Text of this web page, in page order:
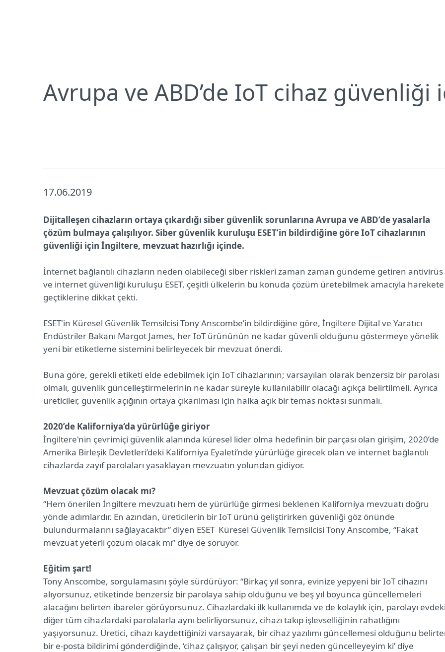
Avrupa ve ABD’de IoT cihaz güvenliği
17.06.2019
Dijitalleşen cihazların ortaya çıkardığı siber güvenlik sorunlarına Avrupa ve ABD’de yasalarla
çözüm bulmaya çalışılıyor. Siber güvenlik kuruluşu ESET’in bildirdiğine göre IoT cihazlarının
güvenliği için İngiltere, mevzuat hazırlığı içinde.
İnternet bağlantılı cihazların neden olabileceği siber riskleri zaman zaman gündeme getiren antivirüs
ve internet güvenliği kuruluşu ESET, çeşitli ülkelerin bu konuda çözüm üretebilmek amacıyla harekete
geçtiklerine dikkat çekti.
ESET'in Küresel Güvenlik Temsilcisi Tony Anscombe’in bildirdiğine göre, İngiltere Dijital ve Yaratıcı
Endüstriler Bakanı Margot James, her IoT ürününün ne kadar güvenli olduğunu göstermeye yönelik
yeni bir etiketleme sistemini belirleyecek bir mevzuat önerdi.
Buna göre, gerekli etiketi elde edebilmek için IoT cihazlarının; varsayılan olarak benzersiz bir parolası
olmalı, güvenlik güncelleştirmelerinin ne kadar süreyle kullanılabilir olacağı açıkça belirtilmeli. Ayrıca
üreticiler, güvenlik açığının ortaya çıkarılması için halka açık bir temas noktası sunmalı.
2020’de Kaliforniya‘da yürürlüğe giriyor
İngiltere'nin çevrimiçi güvenlik alanında küresel lider olma hedefinin bir parçası olan girişim, 2020’de
Amerika Birleşik Devletleri’deki Kaliforniya Eyaleti’nde yürürlüğe girecek olan ve internet bağlantılı
cihazlarda zayıf parolaları yasaklayan mevzuatın yolundan gidiyor.
Mevzuat çözüm olacak mı?
“Hem önerilen İngiltere mevzuatı hem de yürürlüğe girmesi beklenen Kaliforniya mevzuatı doğru
yönde adımlardır. En azından, üreticilerin bir IoT ürünü geliştirirken güvenliği göz önünde
bulundurmalarını sağlayacaktır” diyen ESET Küresel Güvenlik Temsilcisi Tony Anscombe, “Fakat
mevzuat yeterli çözüm olacak mı” diye de soruyor.
Eğitim şart!
Tony Anscombe, sorgulamasını şöyle sürdürüyor: “Birkaç yıl sonra, evinize yepyeni bir IoT cihazını
alıyorsunuz, etiketinde benzersiz bir parolaya sahip olduğunu ve beş yıl boyunca güncellemeleri
alacağını belirten ibareler görüyorsunuz. Cihazlardaki ilk kullanımda ve de kolaylık için, parolayı
diğer tüm cihazlardaki parolalarla aynı belirliyorsunuz, cihazı takıp işlevselliğinin rahatlığını
yaşıyorsunuz. Üretici, cihazı kaydettiğinizi varsayarak, bir cihaz yazılımı güncellemesi olduğunu
bir e-posta bildirimi gönderdiğinde, ‘cihaz çalışıyor, çalışan bir şeyi neden güncelleyeyim ki’ diye